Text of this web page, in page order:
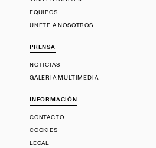
EQUIPOS
ÚNETE A NOSOTROS
PRENSA
NOTICIAS
GALERÍA MULTIMEDIA
INFORMACIÓN
CONTACTO
COOKIES
LEGAL